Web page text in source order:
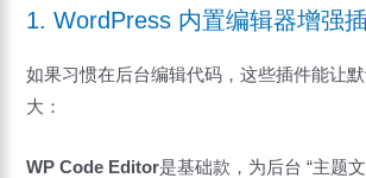
1. WordPress 内置编辑器增强
如果习惯在后台编辑代码，这些插件能让
大：
WP Code Editor是基础款，为后台 “主题